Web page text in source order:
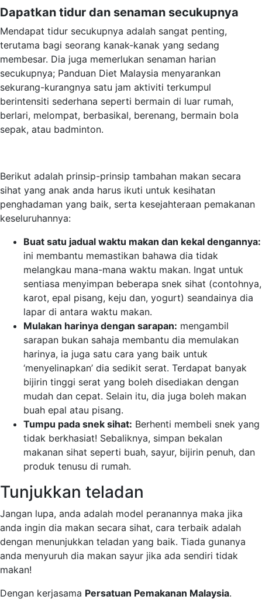
Dapatkan tidur dan senaman secukupnya
Mendapat tidur secukupnya adalah sangat penting,
terutama bagi seorang kanak-kanak yang sedang
membesar. Dia juga memerlukan senaman harian
secukupnya; Panduan Diet Malaysia menyarankan
sekurang-kurangnya satu jam aktiviti terkumpul
berintensiti sederhana seperti bermain di luar rumah,
berlari, melompat, berbasikal, berenang, bermain bola
sepak, atau badminton.
Berikut adalah prinsip-prinsip tambahan makan secara
sihat yang anak anda harus ikuti untuk kesihatan
penghadaman yang baik, serta kesejahteraan pemakanan
keseluruhannya:
Buat satu jadual waktu makan dan kekal dengannya:
ini membantu memastikan bahawa dia tidak
melangkau mana-mana waktu makan. Ingat untuk
sentiasa menyimpan beberapa snek sihat (contohnya,
karot, epal pisang, keju dan, yogurt) seandainya dia
lapar di antara waktu makan.
Mulakan harinya dengan sarapan: mengambil
sarapan bukan sahaja membantu dia memulakan
harinya, ia juga satu cara yang baik untuk
‘menyelinapkan’ dia sedikit serat. Terdapat banyak
bijirin tinggi serat yang boleh disediakan dengan
mudah dan cepat. Selain itu, dia juga boleh makan
buah epal atau pisang.
Tumpu pada snek sihat: Berhenti membeli snek yang
tidak berkhasiat! Sebaliknya, simpan bekalan
makanan sihat seperti buah, sayur, bijirin penuh, dan
produk tenusu di rumah.
Tunjukkan teladan
Jangan lupa, anda adalah model peranannya maka jika
anda ingin dia makan secara sihat, cara terbaik adalah
dengan menunjukkan teladan yang baik. Tiada gunanya
anda menyuruh dia makan sayur jika ada sendiri tidak
makan!
Dengan kerjasama Persatuan Pemakanan Malaysia.